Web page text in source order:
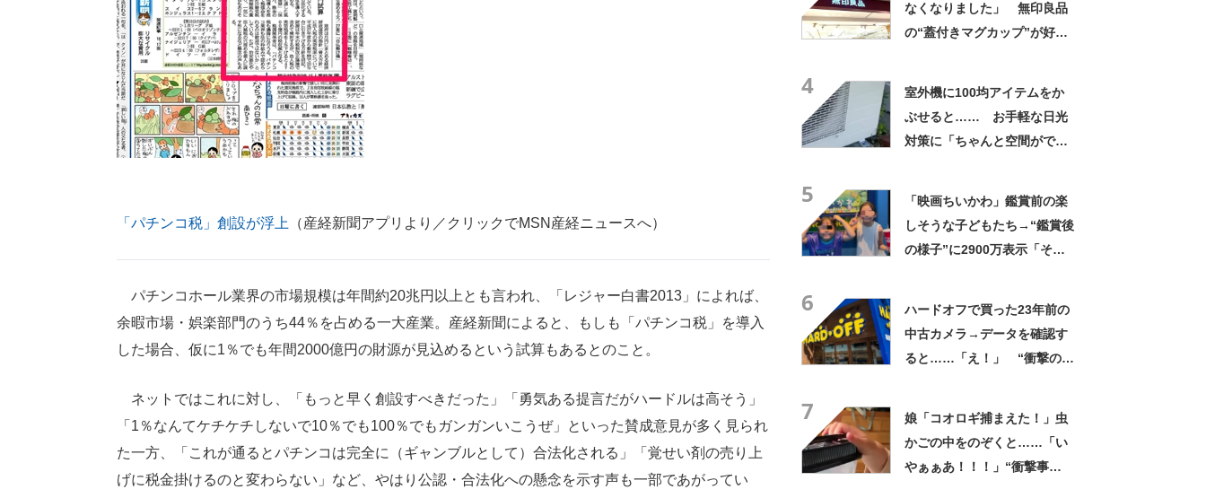
「パチンコ税」創設が浮上 （産経新聞アプリより／クリックでMSN産経ニュースへ）
パチンコホール業界の市場規模は年間約20兆円以上とも言われ、「レジャー白書2013」によれば、
余暇市場・娯楽部門のうち44％を占める一大産業。産経新聞によると、もしも「パチンコ税」を導入
した場合、仮に1％でも年間2000億円の財源が見込めるという試算もあるとのこと。
ネットではこれに対し、「もっと早く創設すべきだった」「勇気ある提言だがハードルは高そう」
「1％なんてケチケチしないで10％でも100％でもガンガンいこうぜ」といった賛成意見が多く見られ
た一方、「これが通るとパチンコは完全に（ギャンブルとして）合法化される」「覚せい剤の売り上
げに税金掛けるのと変わらない」など、やはり公認・合法化への懸念を示す声も一部であがってい
なくなりました」 無印良品
の“蓋付きマグカップ”が好
4
室外機に100均アイテムをか
ぶせると…… お手軽な日光
対策に「ちゃんと空間ができ
5
「映画ちいかわ」鑑賞前の楽
しそうな子どもたち→“鑑賞後
の様子”に2900万表示「そう
6
ハードオフで買った23年前の
中古カメラ→データを確認す
ると……「え！」 “衝撃の中
7
娘「コオロギ捕まえた！」虫
かごの中をのぞくと……「い
やぁぁあ！！！」“衝撃事